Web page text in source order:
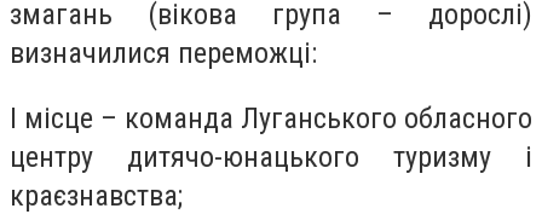
змагань (вікова група – дорослі)
визначилися переможці:
І місце – команда Луганського обласного
центру дитячо-юнацького туризму і
краєзнавства;